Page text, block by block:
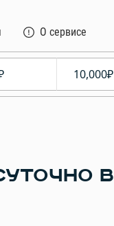
О сервисе
В